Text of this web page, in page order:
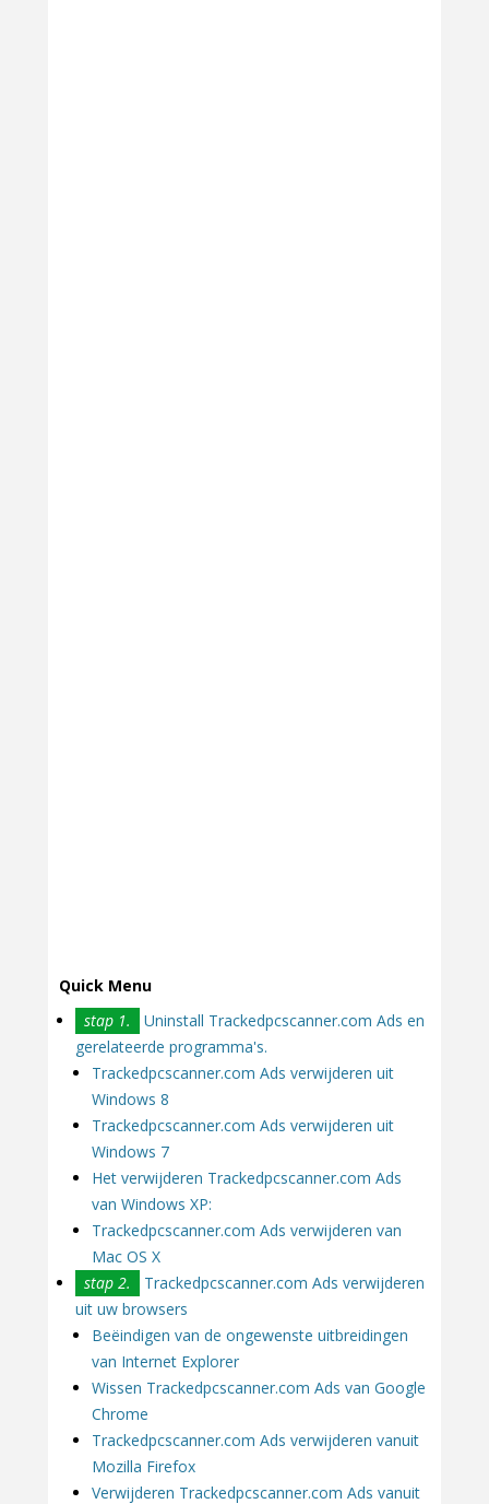
Quick Menu
stap 1.
Uninstall Trackedpcscanner.com Ads en
gerelateerde programma's.
Trackedpcscanner.com Ads verwijderen uit
Windows 8
Trackedpcscanner.com Ads verwijderen uit
Windows 7
Het verwijderen Trackedpcscanner.com Ads
van Windows XP:
Trackedpcscanner.com Ads verwijderen van
Mac OS X
stap 2.
Trackedpcscanner.com Ads verwijderen
uit uw browsers
Beëindigen van de ongewenste uitbreidingen
van Internet Explorer
Wissen Trackedpcscanner.com Ads van Google
Chrome
Trackedpcscanner.com Ads verwijderen vanuit
Mozilla Firefox
Verwijderen Trackedpcscanner.com Ads vanuit